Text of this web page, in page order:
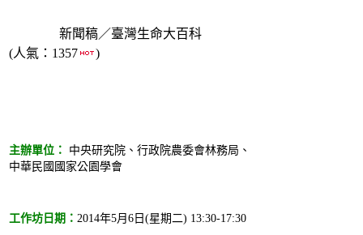
新聞稿／臺灣生命大百科
(人氣：1357
)
主辦單位：
中央研究院、行政院農委會林務局、
中華民國國家公園學會
工作坊日期： 2014年5月6日(星期二) 13:30-17:30